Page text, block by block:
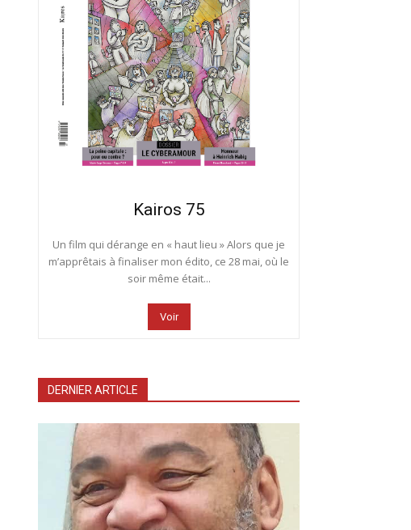
Kairos 75
Un film qui dérange en « haut lieu » Alors que je
m’apprêtais à finaliser mon édito, ce 28 mai, où le
soir même était...
Voir
DERNIER ARTICLE